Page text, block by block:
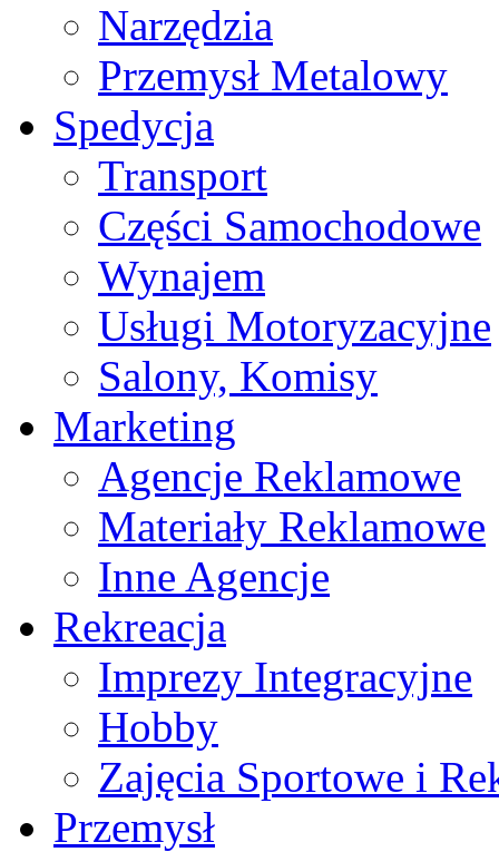
Narzędzia
Przemysł Metalowy
Spedycja
Transport
Części Samochodowe
Wynajem
Usługi Motoryzacyjne
Salony, Komisy
Marketing
Agencje Reklamowe
Materiały Reklamowe
Inne Agencje
Rekreacja
Imprezy Integracyjne
Hobby
Zajęcia Sportowe i
Przemysł